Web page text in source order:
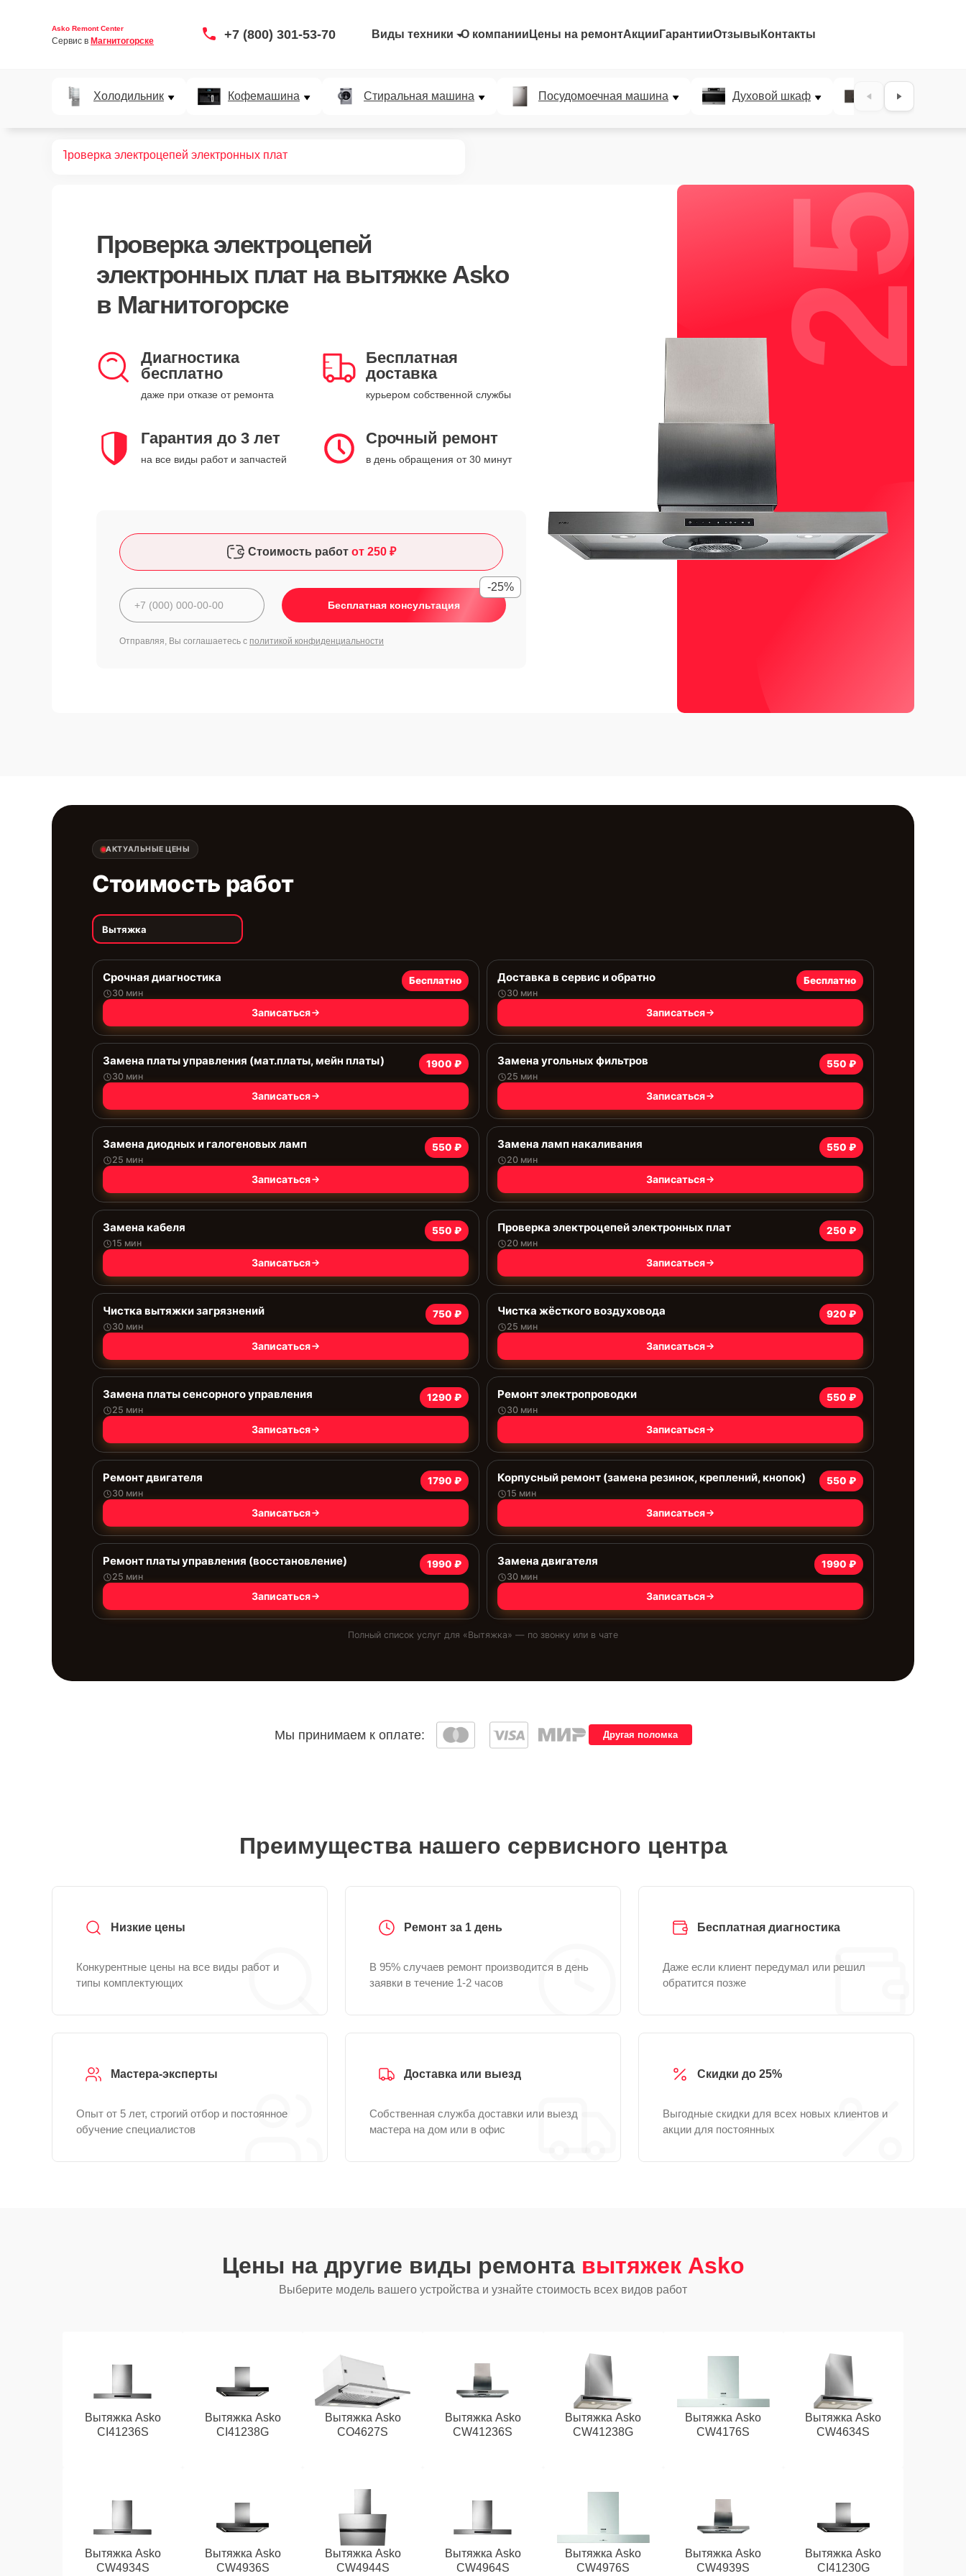
Asko Remont Center
Сервис в Магнитогорске +7 (800) 301-53-70 Виды техники О компании Цены на ремонтАкции ГарантииОтзывы Контакты
Холодильник Кофемашина Стиральная машина Посудомоечная машина Духовой шкаф Варочная
Проверка электроцепей электронных плат
Проверка электроцепей
электронных платна вытяжке Asko
в Магнитогорске
Диагностика
бесплатно
даже при отказе от ремонта
Бесплатная
доставка
курьером собственной службы
Гарантия до 3 лет
на все виды работ и запчастей
Срочный ремонт
в день обращения от 30 минут
Стоимость работ от 250 ₽
Бесплатная консультация
-25%
Отправляя, Вы соглашаетесь с политикой конфиденциальности
25%
АКТУАЛЬНЫЕ ЦЕНЫ
Стоимость работ
Вытяжка
Срочная диагностика
30 мин
Бесплатно
Записаться
Доставка в сервис и обратно
30 мин
Бесплатно
Записаться
Замена платы управления (мат.платы, мейн платы)
30 мин
1900 ₽
Записаться
Замена угольных фильтров
25 мин
550 ₽
Записаться
Замена диодных и галогеновых ламп
25 мин
550 ₽
Записаться
Замена ламп накаливания
20 мин
550 ₽
Записаться
Замена кабеля
15 мин
550 ₽
Записаться
Проверка электроцепей электронных плат
20 мин
250 ₽
Записаться
Чистка вытяжки загрязнений
30 мин
750 ₽
Записаться
Чистка жёсткого воздуховода
25 мин
920 ₽
Записаться
Замена платы сенсорного управления
25 мин
1290 ₽
Записаться
Ремонт электропроводки
30 мин
550 ₽
Записаться
Ремонт двигателя
30 мин
1790 ₽
Записаться
Корпусный ремонт (замена резинок, креплений, кнопок)
15 мин
550 ₽
Записаться
Ремонт платы управления (восстановление)
25 мин
1990 ₽
Записаться
Замена двигателя
30 мин
1990 ₽
Записаться
Полный список услуг для «Вытяжка» — по звонку или в чате
Мы принимаем к оплате: Другая поломка
Преимущества нашего сервисного центра
Низкие цены
Конкурентные цены на все виды работ и
типы комплектующих
Ремонт за 1 день
В 95% случаев ремонт производится в день
заявки в течение 1-2 часов
Бесплатная диагностика
Даже если клиент передумал или решил
обратится позже
Мастера-эксперты
Опыт от 5 лет, строгий отбор и постоянное
обучение специалистов
Доставка или выезд
Собственная служба доставки или выезд
мастера на дом или в офис
Скидки до 25%
Выгодные скидки для всех новых клиентов и
акции для постоянных
Цены на другие виды ремонта вытяжек Asko
Выберите модель вашего устройства и узнайте стоимость всех видов работ
Вытяжка Asko
CI41236S
Вытяжка Asko
CI41238G
Вытяжка Asko
CO4627S
Вытяжка Asko
CW41236S
Вытяжка Asko
CW41238G
Вытяжка Asko
CW4176S
Вытяжка Asko
CW4634S
Вытяжка Asko
CW4934S
Вытяжка Asko
CW4936S
Вытяжка Asko
CW4944S
Вытяжка Asko
CW4964S
Вытяжка Asko
CW4976S
Вытяжка Asko
CW4939S
Вытяжка Asko
CI41230G